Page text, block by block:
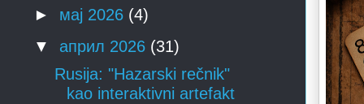
► мај 2026 (4)
▼ април 2026 (31)
Rusija: "Hazarski rečnik"
kao interaktivni artefakt